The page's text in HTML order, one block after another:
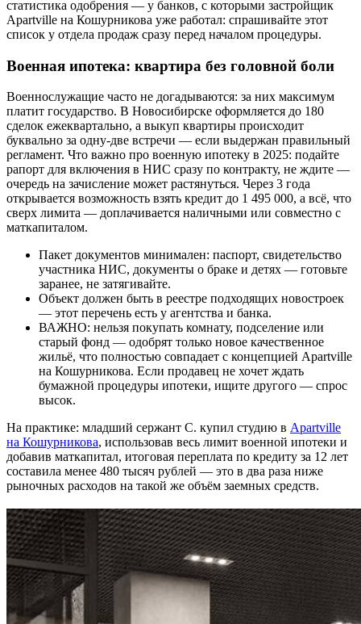
статистика одобрения — у банков, с которыми застройщик
Apartville на Кошурникова уже работал: спрашивайте этот
список у отдела продаж сразу перед началом процедуры.
Военная ипотека: квартира без головной боли
Военнослужащие часто не догадываются: за них максимум
платит государство. В Новосибирске оформляется до 180
сделок ежеквартально, а выкуп квартиры происходит
буквально за одну-две встречи — если выдержан правильный
регламент. Что важно про военную ипотеку в 2025: подайте
рапорт для включения в НИС сразу по контракту, не ждите —
очередь на зачисление может растянуться. Через 3 года
открывается возможность взять кредит до 1 495 000, а всё, что
сверх лимита — доплачивается наличными или совместно с
маткапиталом.
Пакет документов минимален: паспорт, свидетельство
участника НИС, документы о браке и детях — готовьте
заранее, не затягивайте.
Объект должен быть в реестре подходящих новостроек
— этот перечень есть у агентства и банка.
ВАЖНО: нельзя покупать комнату, подселение или
старый фонд — одобрят только новое качественное
жильё, что полностью совпадает с концепцией Apartville
на Кошурникова. Если продавец не хочет ждать
бумажной процедуры ипотеки, ищите другого — спрос
высок.
На практике: младший сержант С. купил студию в Apartville
на Кошурникова, использовав весь лимит военной ипотеки и
добавив маткапитал, итоговая переплата по кредиту за 12 лет
составила менее 480 тысяч рублей — это в два раза ниже
рыночных расходов на такой же объём заемных средств.